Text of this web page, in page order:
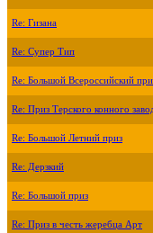
Re: Гизана
Re: Супер Тип
Re: Большой Всероссийский
Re: Приз Терского конного
Re: Большой Летний приз
Re: Дерзкий
Re: Большой приз
Re: Приз в честь жеребца Арт